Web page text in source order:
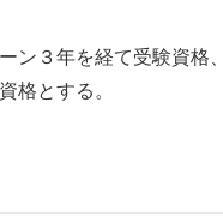
ン３年を経て受験資格
格とする。